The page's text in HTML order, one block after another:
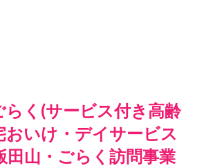
らく(サービス付き高齢
おいけ・デイサービス
田山・ごらく訪問事業